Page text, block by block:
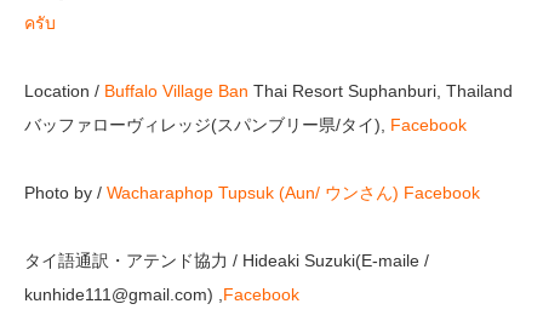
ครับ
Location / Buffalo Village Ban Thai Resort Suphanburi, Thailand
バッファローヴィレッジ(スパンブリー県/タイ), Facebook
Photo by / Wacharaphop Tupsuk (Aun/ ウンさん) Facebook
タイ語通訳・アテンド協力 / Hideaki Suzuki(E-maile /
kunhide111@gmail.com) , Facebook